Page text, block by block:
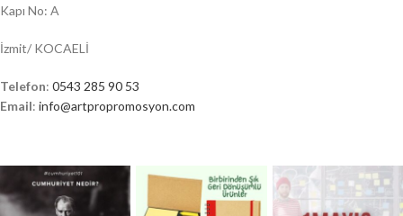
Kapı No: A
İzmit/ KOCAELİ
Telefon: 0543 285 90 53
Email: info@artpropromosyon.com